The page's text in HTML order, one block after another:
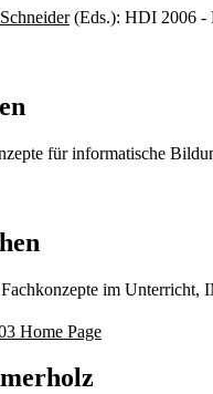
(Eds.): HDI 2006 -
für informatische
im Unterricht,
Home Page